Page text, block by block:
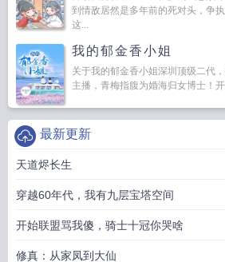
到情敌居然是多年前的死对头，争
这...
我的郁金香小姐
关于我的郁金香小姐深圳顶级二代
主播，青梅指腹为婚海归女博士！
最新更新
天道烬长生
穿越60年代，我有九层宝塔空间
开始联盟骂我傻，骑士十冠你哭啥
修真：从家凤到大仙